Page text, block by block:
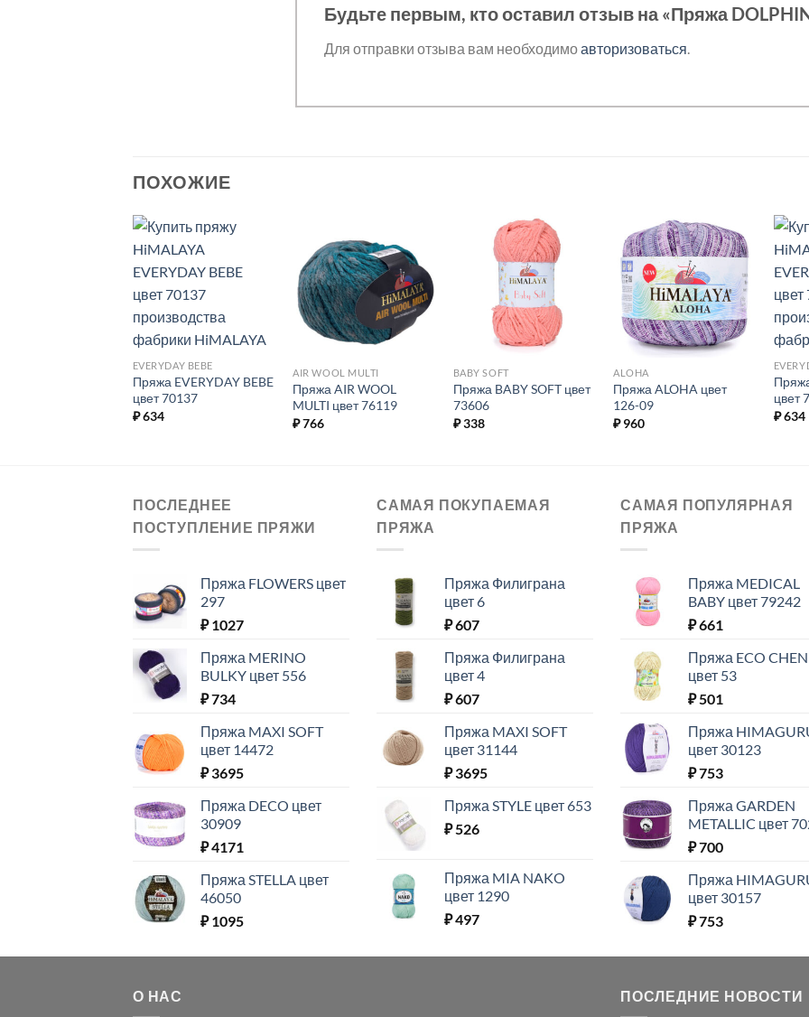
Будьте первым, кто оставил отзыв на «Пряжа
Для отправки отзыва вам необходимоавторизоваться.
ПОХОЖИЕ
Добавить в
избранное.
EVERYDAY BEBE
Пряжа EVERYDAY BEBE
цвет 70137
₽634
Добавить в
избранное.
AIR WOOL MULTI
Пряжа AIR WOOL
MULTI цвет 76119
₽766
Добавить в
избранное.
BABY SOFT
Пряжа BABY SOFT цвет
73606
₽338
Добавить в
избранное.
ALOHA
Пряжа ALOHA цвет
126-09
₽960
цвет
₽634
ПОСЛЕДНЕЕ
ПОСТУПЛЕНИЕ ПРЯЖИ
Пряжа FLOWERS цвет
297
₽1027
Пряжа MERINO
BULKY цвет 556
₽734
Пряжа MAXI SOFT
цвет 14472
₽3695
Пряжа DECO цвет
30909
₽4171
Пряжа STELLA цвет
46050
₽1095
САМАЯ ПОКУПАЕМАЯ
ПРЯЖА
Пряжа Филиграна
цвет 6
₽607
Пряжа Филиграна
цвет 4
₽607
Пряжа MAXI SOFT
цвет 31144
₽3695
Пряжа STYLE цвет 653
₽526
Пряжа MIA NAKO
цвет 1290
₽497
САМАЯ ПОПУЛЯРНАЯ
ПРЯЖА
Пряжа MEDICAL
BABY цвет 79242
₽661
Пряжа ECO
цвет 53
₽501
Пряжа
цвет 30123
₽753
Пряжа GARDEN
METALLIC цвет
₽700
Пряжа
цвет 30157
₽753
О НАС ПОСЛЕДНИЕ НОВОСТИ